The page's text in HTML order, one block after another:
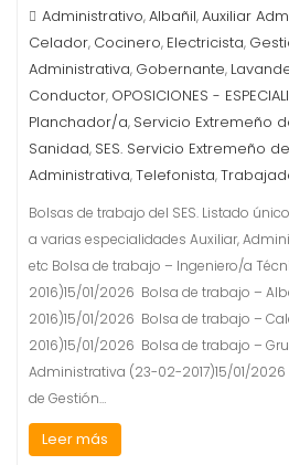
Administrativo,Albañil,Auxiliar
Celador, Cocinero, Electricista,
Administrativa, Gobernante,
Conductor, OPOSICIONES -
Planchador/a, Servicio Extremeño
Sanidad, SES. Servicio Extremeño
Administrativa,Telefonista,
Bolsas de trabajo del SES. Listado
a varias especialidades Auxiliar,
etc Bolsa de trabajo – Ingeniero/a
2016)15/01/2026 Bolsa de trabajo –
2016)15/01/2026 Bolsa de trabajo –
2016)15/01/2026 Bolsa de trabajo –
Administrativa (23-02-2017)15/01/
de Gestión…
Leer más